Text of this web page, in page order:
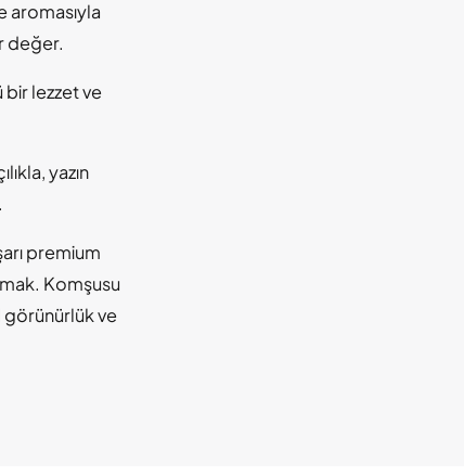
aromasıyla
değer.
bir lezzet ve
yazın
premium
Komşusu
görünürlük ve